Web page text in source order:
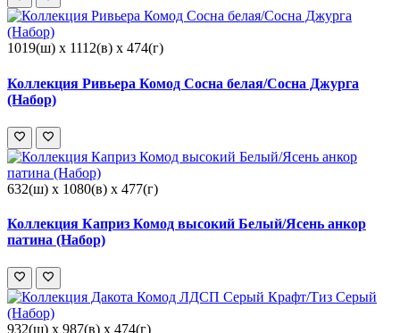
1019(ш) x 1112(в) x 474(г)
Коллекция Ривьера Комод Сосна белая/Сосна Джурга
(Набор)
632(ш) x 1080(в) x 477(г)
Коллекция Каприз Комод высокий Белый/Ясень анкор
патина (Набор)
932(ш) x 987(в) x 474(г)